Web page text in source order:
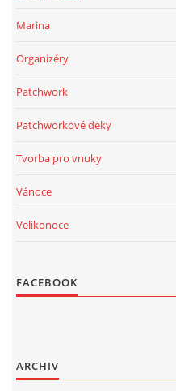
Marina
Organizéry
Patchwork
Patchworkové deky
Tvorba pro vnuky
Vánoce
Velikonoce
FACEBOOK
ARCHIV